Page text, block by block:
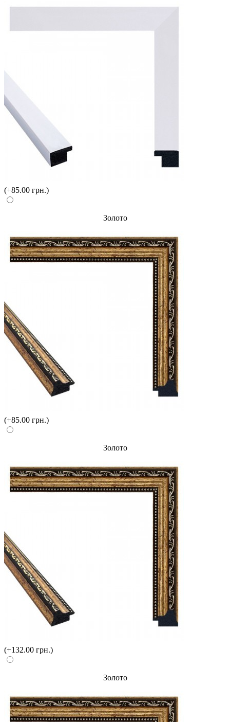
(+85.00 грн.)
Золото
(+85.00 грн.)
Золото
(+132.00 грн.)
Золото